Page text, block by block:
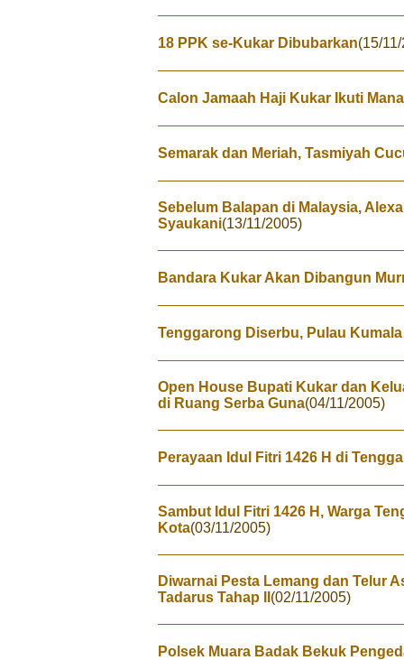
18 PPK se-Kukar Dibubarkan(15/
Calon Jamaah Haji Kukar Ikuti
Semarak dan Meriah, Tasmiyah
Sebelum Balapan di Malaysia,
Syaukani(13/11/2005)
Bandara Kukar Akan Dibangun
Tenggarong Diserbu, Pulau
Open House Bupati Kukar dan
di Ruang Serba Guna(04/11/2005)
Perayaan Idul Fitri 1426 H di
Sambut Idul Fitri 1426 H, Warga
Kota(03/11/2005)
Diwarnai Pesta Lemang dan Telur
Tadarus Tahap II (02/11/2005)
Polsek Muara Badak Bekuk